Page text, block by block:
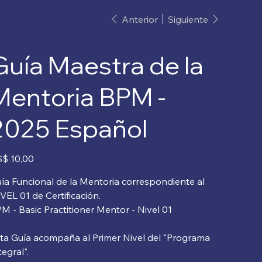
Anterior Siguiente
Maestra de la
BPM -
Español
10,00
Funcional de la Mentoria correspondiente al
01 de Certificación.
- Basic Practitioner Mentor - Nivel 01
Guía acompaña al Primer Nivel del "Programa